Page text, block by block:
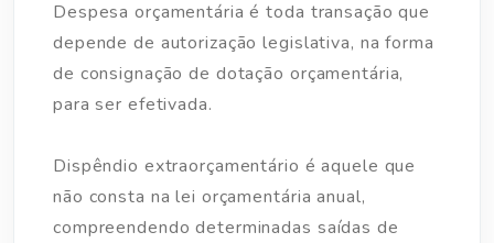
Despesa orçamentária é toda transação que
depende de autorização legislativa, na forma
de consignação de dotação orçamentária,
para ser efetivada.
Dispêndio extraorçamentário é aquele que
não consta na lei orçamentária anual,
compreendendo determinadas saídas de